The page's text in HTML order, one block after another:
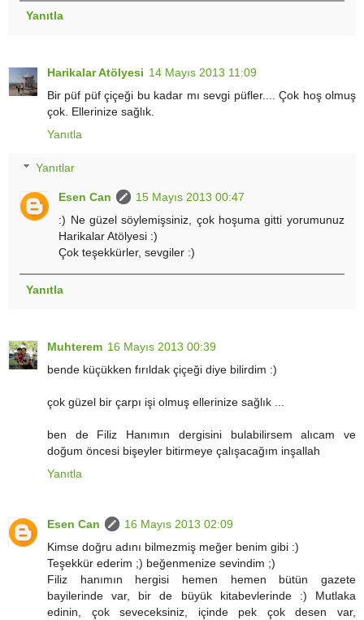
Yanıtla
Harikalar Atölyesi 14 Mayıs 2013 11:09
Bir püf püf çiçeği bu kadar mı sevgi püfler.... Çok hoş olmuş
çok. Ellerinize sağlık.
Yanıtla
Yanıtlar
Esen Can
15 Mayıs 2013 00:47
:) Ne güzel söylemişsiniz, çok hoşuma gitti yorumunuz
Harikalar Atölyesi :)
Çok teşekkürler, sevgiler :)
Yanıtla
Muhterem 16 Mayıs 2013 00:39
bende küçükken fırıldak çiçeği diye bilirdim :)
çok güzel bir çarpı işi olmuş ellerinize sağlık ...
ben de Filiz Hanımın dergisini bulabilirsem alıcam ve
doğum öncesi bişeyler bitirmeye çalışacağım inşallah
Yanıtla
Esen Can
16 Mayıs 2013 02:09
Kimse doğru adını bilmezmiş meğer benim gibi :)
Teşekkür ederim ;) beğenmenize sevindim ;)
Filiz hanımın hergisi hemen hemen bütün gazete
bayilerinde var, bir de büyük kitabevlerinde :) Mutlaka
edinin, çok seveceksiniz, içinde pek çok desen var,